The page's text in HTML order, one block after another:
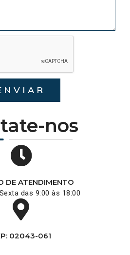
nos
DE ATENDIMENTO
das 9:00 às 18:00
02043-061